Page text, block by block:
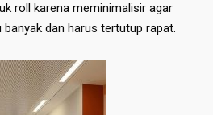
roll karena meminimalisir agar
dan harus tertutup rapat.